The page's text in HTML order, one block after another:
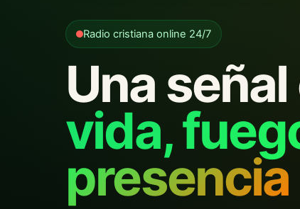
Radio cristiana online 24/7
Una
vida,
presencia